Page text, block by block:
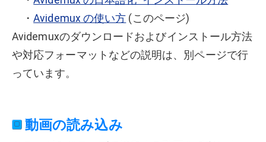
・Avidemux の使い方 (このページ)
Avidemuxのダウンロードおよびインストール方法
や対応フォーマットなどの説明は、別ページで行
っています。
動画の読み込み